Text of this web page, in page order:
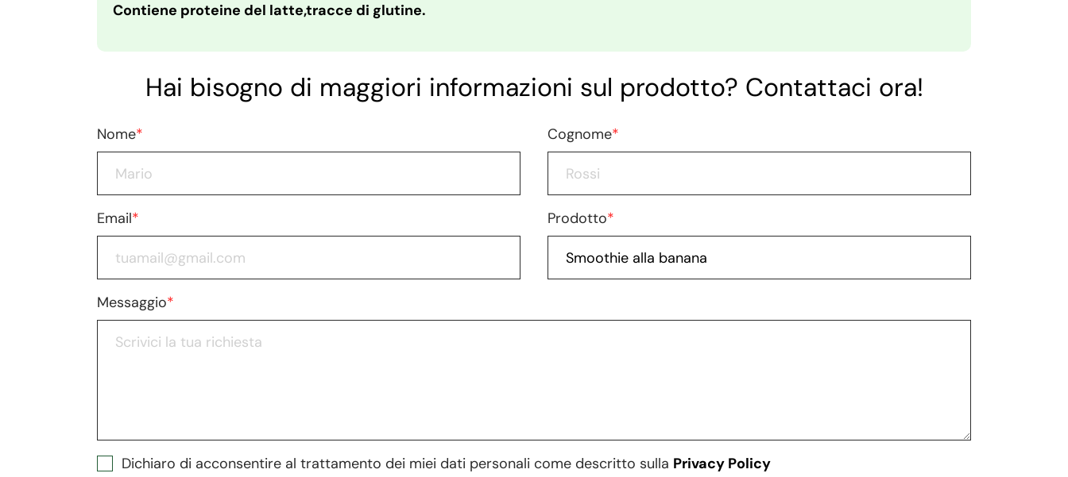
Contiene proteine del latte,tracce di glutine.
Hai bisogno di maggiori informazioni sul prodotto? Contattaci ora!
Nome* Cognome*
Email* Prodotto*
Messaggio*
Dichiaro di acconsentire al trattamento dei miei dati personali come descritto sulla Privacy Policy